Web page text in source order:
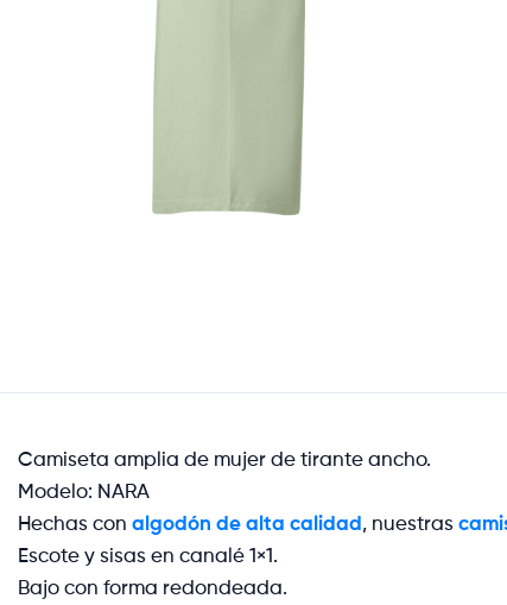
Camiseta amplia de mujer de tirante ancho.
Modelo: NARA
Hechas con algodón de alta calidad, nuestras
Escote y sisas en canalé 1×1.
Bajo con forma redondeada.